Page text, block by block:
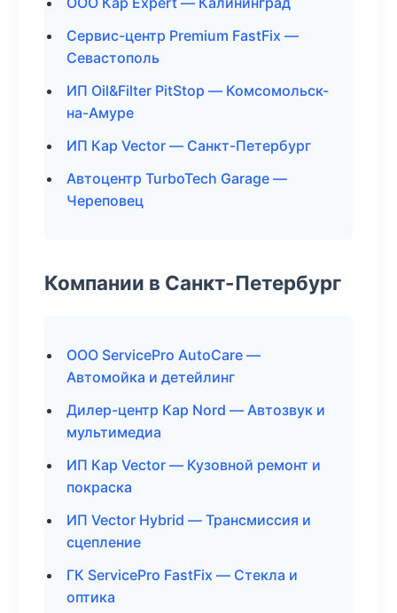
Сервис-центр Premium FastFix —
Севастополь
ИП Oil&Filter PitStop — Комсомольск-
на-Амуре
ИП Кар Vector — Санкт-Петербург
Автоцентр TurboTech Garage —
Череповец
Компании в Санкт-Петербург
ООО ServicePro AutoCare —
Автомойка и детейлинг
Дилер-центр Кар Nord — Автозвук и
мультимедиа
ИП Кар Vector — Кузовной ремонт и
покраска
ИП Vector Hybrid — Трансмиссия и
сцепление
ГК ServicePro FastFix — Стекла и
оптика